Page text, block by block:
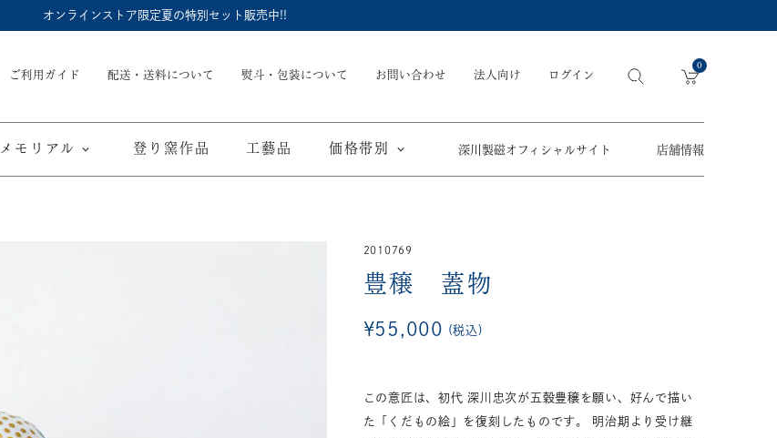
オンラインストア限定夏の特別セット販売中!!
ご利用ガイド 配送・送料について 熨斗・包装について お問い合わせ 法人向け ログイン
0
マグカップ
ポット／急須／土瓶
オツカレサマ、
ワタシ
草花折枝白抜紋
節目の御祝
eギフト
メモリアル 登り窯作品 工藝品 価格帯別
5,500円
22,001円～33,000円 (税込)
33,001円～55,000円 (税込)
深川製磁オフィシャルサイト 店舗情報
2010769
豊穣 蓋物
¥55,000 税込
この意匠は、初代 深川忠次が五穀豊穣を願い、好んで描い
た「くだもの絵」を復刻したものです。 明治期より受け継